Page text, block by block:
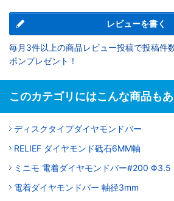
レビューを書く
毎月3件以上の商品レビュー投稿で投稿件
ポンプレゼント！
このカテゴリにはこんな商品もあ
ディスクタイプダイヤモンドバー
RELIEF ダイヤモンド砥石6MM軸
ミニモ 電着ダイヤモンドバー#200 Φ3.5
電着ダイヤモンドバー 軸径3mm